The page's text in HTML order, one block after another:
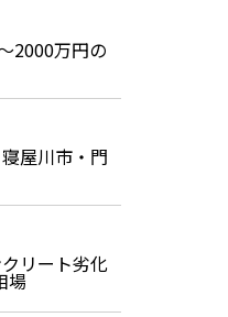
2000万円の
屋川市・門
リート劣化
場